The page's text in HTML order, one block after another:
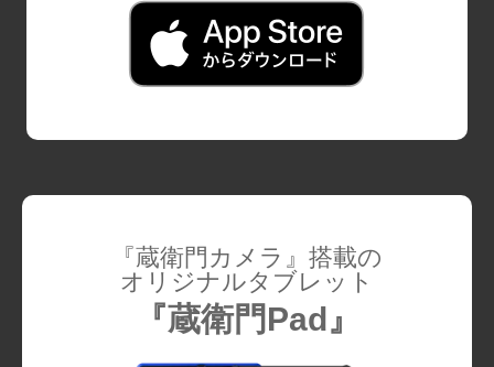
『蔵衛門カメラ』搭載の
オリジナルタブレット
『蔵衛門Pad』